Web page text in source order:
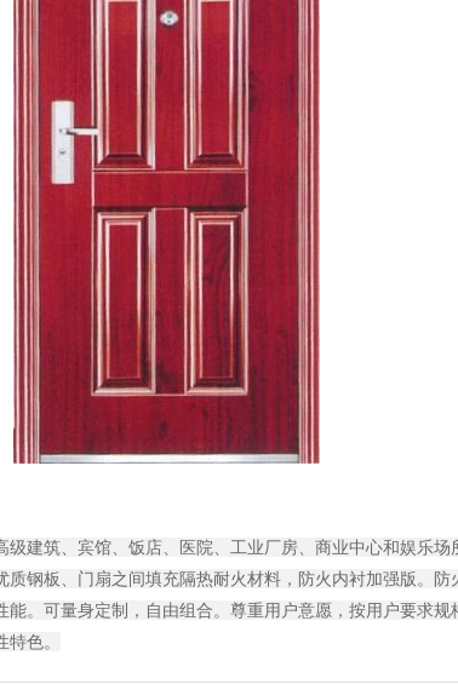
级建筑、宾馆、饭店、医院、工业厂房、商业中心和娱乐场
质钢板、门扇之间填充隔热耐火材料，防火内衬加强版。防
能。可量身定制，自由组合。尊重用户意愿，按用户要求规
色。